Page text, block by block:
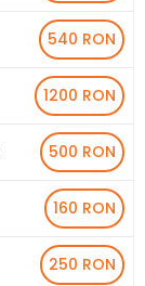
540 RON
1200 RON
500 RON
160 RON
250 RON